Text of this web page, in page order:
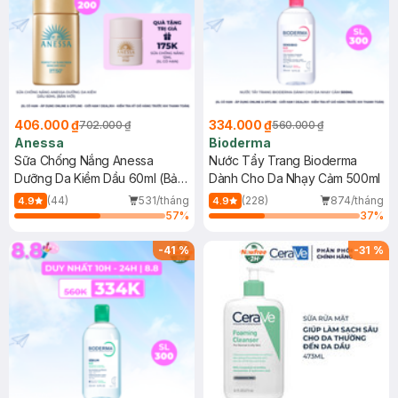
406.000 ₫702.000 ₫
Anessa
Sữa Chống Nắng Anessa
Dưỡng Da Kiềm Dầu 60ml (Bản
Mới)
4.9 (44)
531/tháng
57%
334.000 ₫560.000 ₫
Bioderma
Nước Tẩy Trang Bioderma
Dành Cho Da Nhạy Cảm 500ml
4.9 (228)
874/tháng
37%
-41% -31 %